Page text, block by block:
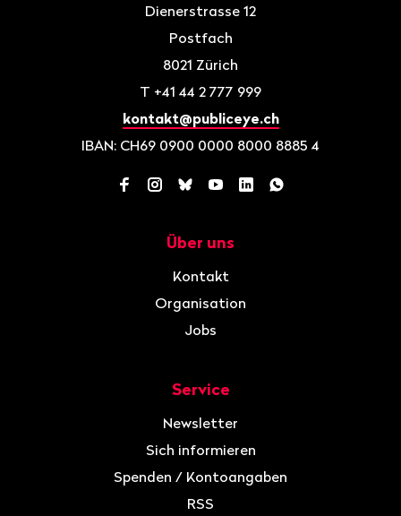
Dienerstrasse 12
Postfach
8021 Zürich
T +41 44 2 777 999
kontakt@publiceye.ch
IBAN: CH69 0900 0000 8000 8885 4
Facebook
Instagram
BlueskyYouTube
LinkedInWhatsApp
Über uns
Kontakt
Organisation
Jobs
Service
Newsletter
Sich informieren
Spenden / Kontoangaben
RSS